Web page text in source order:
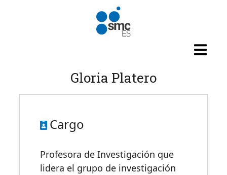
Pasar al contenido principal
Gloria Platero
Cargo
Profesora de Investigación que
lidera el grupo de investigación